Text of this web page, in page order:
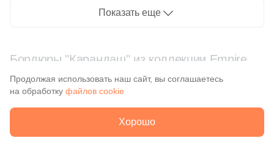
Показать еще
Бордюры "Карандаш" из коллекции Empire
Общая стоимость 16 427 руб.
Минимальная сумма заказа 15 000₽
Ваше имя
Продолжая использовать наш сайт, вы соглашаетесь
на обработку файлов cookie
Хорошо